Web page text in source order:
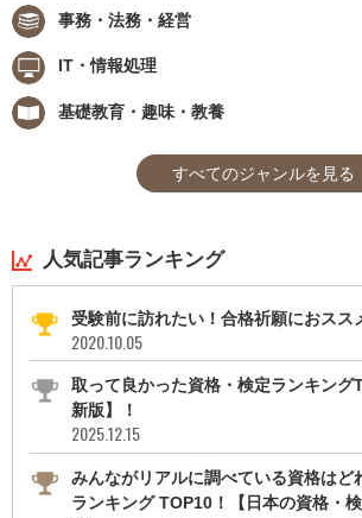
事務・法務・経営
IT・情報処理
基礎教育・趣味・教養
すべてのジャンルを見る
人気記事ランキング
受験前に訪れたい！合格祈願におスス
2020.10.05
取って良かった資格・検定ランキング
新版】！
2025.12.15
みんながリアルに調べている資格はど
ランキング TOP10！【日本の資格・